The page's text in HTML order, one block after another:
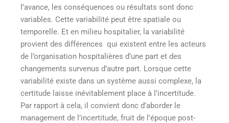
l’avance, les conséquences ou résultats sont donc
variables. Cette variabilité peut être spatiale ou
temporelle. Et en milieu hospitalier, la variabilité
provient des différences qui existent entre les acteurs
de l’organisation hospitalières d’une part et des
changements survenus d’autre part. Lorsque cette
variabilité existe dans un système aussi complexe, la
certitude laisse inévitablement place à l’incertitude.
Par rapport à cela, il convient donc d’aborder le
management de l’incertitude, fruit de l’époque post-